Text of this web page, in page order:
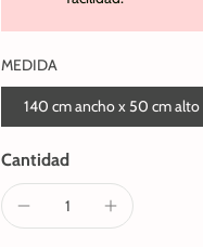
MEDIDA
140 cm ancho x 50 cm alto
Cantidad